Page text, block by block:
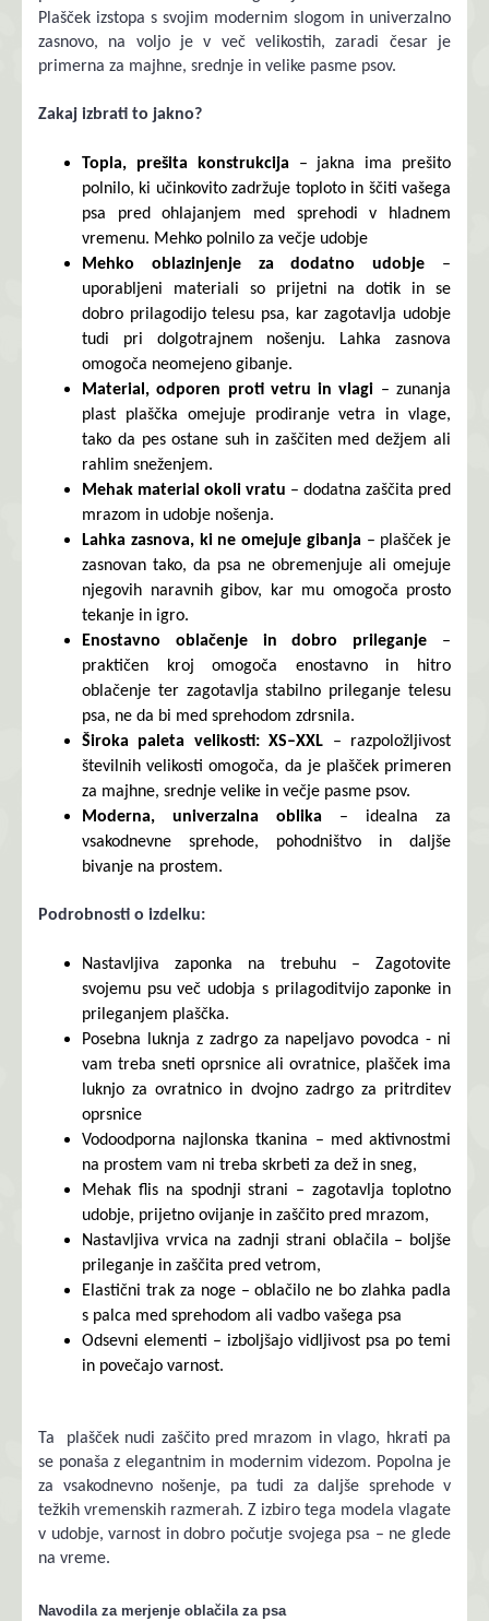
Plašček izstopa s svojim modernim slogom in univerzalno
zasnovo, na voljo je v več velikostih, zaradi česar je
primerna za majhne, ​​srednje in velike pasme psov.
Zakaj izbrati to jakno?
Topla, prešita konstrukcija – jakna ima prešito
polnilo, ki učinkovito zadržuje toploto in ščiti vašega
psa pred ohlajanjem med sprehodi v hladnem
vremenu. Mehko polnilo za večje udobje
Mehko oblazinjenje za dodatno udobje –
uporabljeni materiali so prijetni na dotik in se
dobro prilagodijo telesu psa, kar zagotavlja udobje
tudi pri dolgotrajnem nošenju. Lahka zasnova
omogoča neomejeno gibanje.
Material, odporen proti vetru in vlagi – zunanja
plast plaščka omejuje prodiranje vetra in vlage,
tako da pes ostane suh in zaščiten med dežjem ali
rahlim sneženjem.
Mehak material okoli vratu – dodatna zaščita pred
mrazom in udobje nošenja.
Lahka zasnova, ki ne omejuje gibanja – plašček je
zasnovan tako, da psa ne obremenjuje ali omejuje
njegovih naravnih gibov, kar mu omogoča prosto
tekanje in igro.
Enostavno oblačenje in dobro prileganje –
praktičen kroj omogoča enostavno in hitro
oblačenje ter zagotavlja stabilno prileganje telesu
psa, ne da bi med sprehodom zdrsnila.
Široka paleta velikosti: XS–XXL – razpoložljivost
številnih velikosti omogoča, da je plašček primeren
za majhne, ​​srednje velike in večje pasme psov.
Moderna, univerzalna oblika – idealna za
vsakodnevne sprehode, pohodništvo in daljše
bivanje na prostem.
Podrobnosti o izdelku:
Nastavljiva zaponka na trebuhu – Zagotovite
svojemu psu več udobja s prilagoditvijo zaponke in
prileganjem plaščka.
Posebna luknja z zadrgo za napeljavo povodca - ni
vam treba sneti oprsnice ali ovratnice, plašček ima
luknjo za ovratnico in dvojno zadrgo za pritrditev
oprsnice
Vodoodporna najlonska tkanina – med aktivnostmi
na prostem vam ni treba skrbeti za dež in sneg,
Mehak flis na spodnji strani – zagotavlja toplotno
udobje, prijetno ovijanje in zaščito pred mrazom,
Nastavljiva vrvica na zadnji strani oblačila – boljše
prileganje in zaščita pred vetrom,
Elastični trak za noge – oblačilo ne bo zlahka padla
s palca med sprehodom ali vadbo vašega psa
Odsevni elementi – izboljšajo vidljivost psa po temi
in povečajo varnost.
Ta plašček nudi zaščito pred mrazom in vlago, hkrati pa
se ponaša z elegantnim in modernim videzom. Popolna je
za vsakodnevno nošenje, pa tudi za daljše sprehode v
težkih vremenskih razmerah. Z izbiro tega modela vlagate
v udobje, varnost in dobro počutje svojega psa – ne glede
na vreme.
Navodila za merjenje oblačila za psa